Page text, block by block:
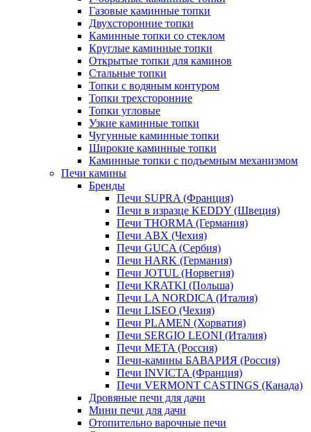
Газовые каминные топки
Двухсторонние топки
Каминные топки со стеклом
Круглые каминные топки
Открытые топки для каминов
Стальные топки
Топки с водяным контуром
Топки трехсторонние
Топки угловые
Узкие каминные топки
Чугунные каминные топки
Широкие каминные топки
Каминные топки с подъемным механизмом
Печи камины
Бренды
Печи SUPRA (Франция)
Печи в изразце KEDDY (Швеция)
Печи THORMA (Германия)
Печи ABX (Чехия)
Печи GUCA (Сербия)
Печи HARK (Германия)
Печи JOTUL (Норвегия)
Печи KRATKI (Польша)
Печи LA NORDICA (Италия)
Печи LISEO (Чехия)
Печи PLAMEN (Хорватия)
Печи SERGIO LEONI (Италия)
Печи META (Россия)
Печи-камины БАВАРИЯ (Россия)
Печи INVICTA (Франция)
Печи VERMONT CASTINGS (Канада)
Дровяные печи для дачи
Мини печи для дачи
Отопительно варочные печи